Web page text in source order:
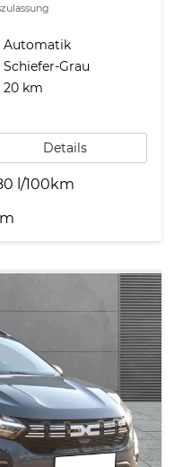
Automatik
Schiefer-Grau
20 km
Details
l/100km